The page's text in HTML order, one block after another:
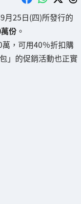
月25日(四)所發行的
份 。
，可用40％折扣購
」的促銷活動也正實